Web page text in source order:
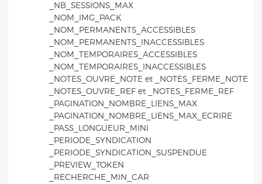
_NB_SESSIONS_MAX
_NOM_IMG_PACK
_NOM_PERMANENTS_ACCESSIBLES
_NOM_PERMANENTS_INACCESSIBLES
_NOM_TEMPORAIRES_ACCESSIBLES
_NOM_TEMPORAIRES_INACCESSIBLES
_NOTES_OUVRE_NOTE et _NOTES_FERME_NOTE
_NOTES_OUVRE_REF et _NOTES_FERME_REF
_PAGINATION_NOMBRE_LIENS_MAX
_PAGINATION_NOMBRE_LIENS_MAX_ECRIRE
_PASS_LONGUEUR_MINI
_PERIODE_SYNDICATION
_PERIODE_SYNDICATION_SUSPENDUE
_PREVIEW_TOKEN
_RECHERCHE_MIN_CAR